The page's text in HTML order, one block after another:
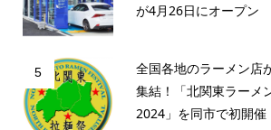
が4月26日にオープン
5
全国各地のラーメン店
集結！「北関東ラーメ
2024」を同市で初開催